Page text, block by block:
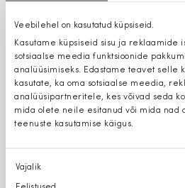
Veebilehel on kasutatud küpsiseid.
Kasutame küpsiseid sisu ja reklaamide
sotsiaalse meedia funktsioonide
analüüsimiseks. Edastame teavet selle
kasutate, ka oma sotsiaalse meedia,
analüüsipartneritele, kes võivad seda
mida olete neile esitanud või mida nad
teenuste kasutamise käigus.
Nõusoleku
valik
Vajalik